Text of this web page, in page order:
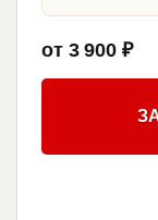
от 3 900 ₽